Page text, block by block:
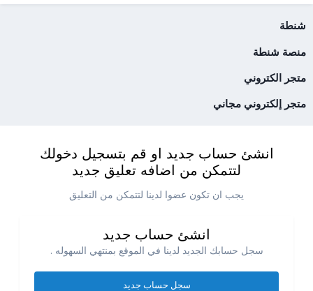
شنطة
منصة شنطة
متجر الكتروني
متجر إلكتروني مجاني
انشئ حساب جديد او قم بتسجيل دخولك
لتتمكن من اضافه تعليق جديد
يجب ان تكون عضوا لدينا لتتمكن من التعليق
انشئ حساب جديد
سجل حسابك الجديد لدينا في الموقع بمنتهي السهوله .
سجل حساب جديد